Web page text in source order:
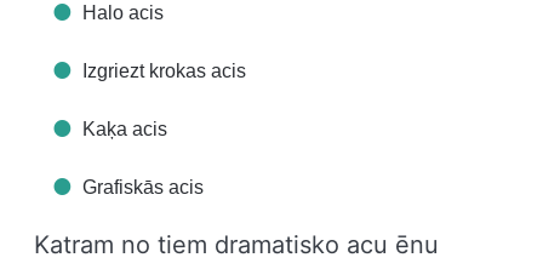
Halo acis
Izgriezt krokas acis
Kaķa acis
Grafiskās acis
Katram no tiem dramatisko acu ēnu